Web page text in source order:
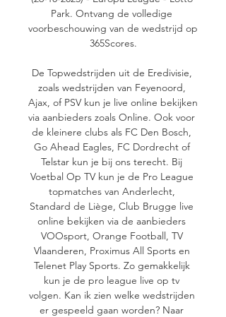
Park. Ontvang de volledige
voorbeschouwing van de wedstrijd op
365Scores.
De Topwedstrijden uit de Eredivisie,
zoals wedstrijden van Feyenoord,
Ajax, of PSV kun je live online bekijken
via aanbieders zoals Online. Ook voor
de kleinere clubs als FC Den Bosch,
Go Ahead Eagles, FC Dordrecht of
Telstar kun je bij ons terecht. Bij
Voetbal Op TV kun je de Pro League
topmatches van Anderlecht,
Standard de Liège, Club Brugge live
online bekijken via de aanbieders
VOOsport, Orange Football, TV
Vlaanderen, Proximus All Sports en
Telenet Play Sports. Zo gemakkelijk
kun je de pro league live op tv
volgen. Kan ik zien welke wedstrijden
er gespeeld gaan worden? Naar